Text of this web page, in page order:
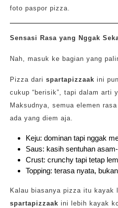
foto paspor pizza.
Sensasi Rasa yang Nggak
Nah, masuk ke bagian yang
Pizza dari spartapizzaak ini
cukup “berisik”, tapi dalam arti
Maksudnya, semua elemen
ada yang diem aja.
Keju: dominan tapi nggak
Saus: kasih sentuhan
Crust: crunchy tapi tetap
Topping: terasa nyata,
Kalau biasanya pizza itu kayak
spartapizzaak ini lebih kayak